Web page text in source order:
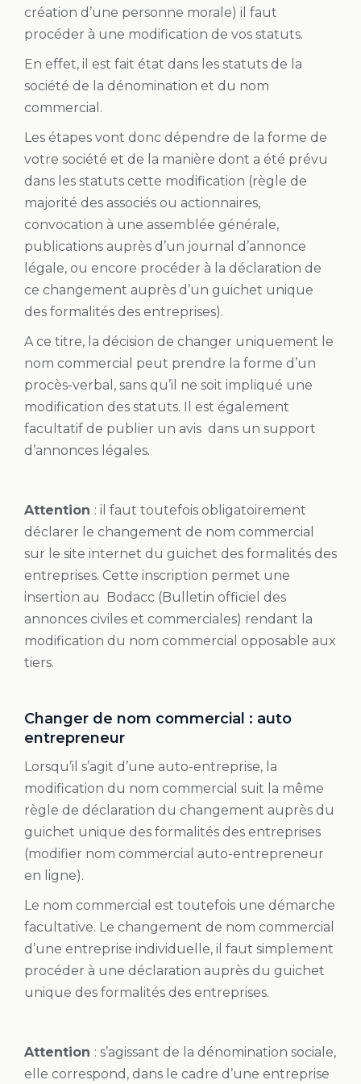
création d’une personne morale) il faut
procéder à une modification de vos statuts.
En effet, il est fait état dans les statuts de la
société de la dénomination et du nom
commercial.
Les étapes vont donc dépendre de la forme de
votre société et de la manière dont a été prévu
dans les statuts cette modification (règle de
majorité des associés ou actionnaires,
convocation à une assemblée générale,
publications auprès d’un journal d’annonce
légale, ou encore procéder à la déclaration de
ce changement auprès d’un guichet unique
des formalités des entreprises).
A ce titre, la décision de changer uniquement le
nom commercial peut prendre la forme d’un
procès-verbal, sans qu’il ne soit impliqué une
modification des statuts. Il est également
facultatif de publier un avis dans un support
d’annonces légales.
Attention : il faut toutefois obligatoirement
déclarer le changement de nom commercial
sur le site internet du guichet des formalités des
entreprises. Cette inscription permet une
insertion au Bodacc (Bulletin officiel des
annonces civiles et commerciales) rendant la
modification du nom commercial opposable aux
tiers.
Changer de nom commercial : auto
entrepreneur
Lorsqu’il s’agit d’une auto-entreprise, la
modification du nom commercial suit la même
règle de déclaration du changement auprès du
guichet unique des formalités des entreprises
(modifier nom commercial auto-entrepreneur
en ligne).
Le nom commercial est toutefois une démarche
facultative. Le changement de nom commercial
d’une entreprise individuelle, il faut simplement
procéder à une déclaration auprès du guichet
unique des formalités des entreprises.
Attention : s’agissant de la dénomination sociale,
elle correspond, dans le cadre d’une entreprise